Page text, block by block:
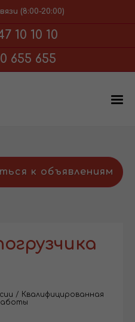
(8:00-20:00)
10 10 10
655 655
к объявлениям
/ Квалифицированная